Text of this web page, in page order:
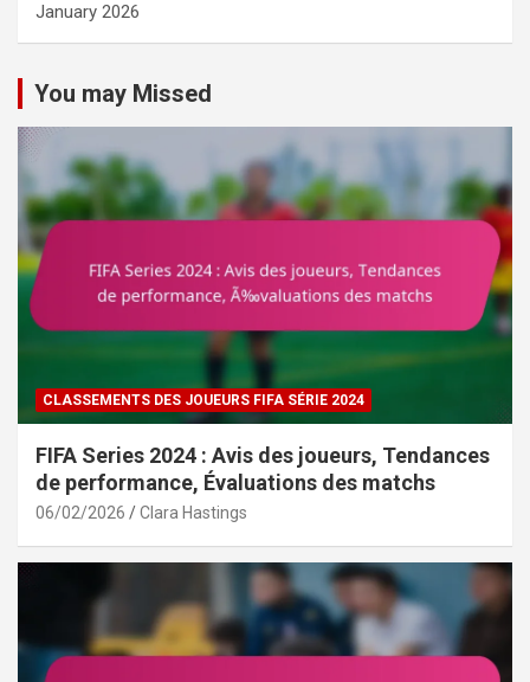
January 2026
You may Missed
CLASSEMENTS DES JOUEURS FIFA SÉRIE 2024
FIFA Series 2024 : Avis des joueurs, Tendances
de performance, Évaluations des matchs
06/02/2026 Clara Hastings